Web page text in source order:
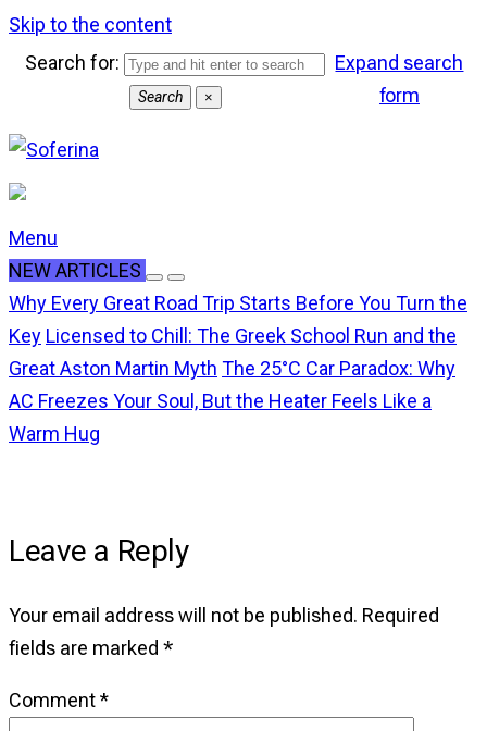
Skip to the content
Search for:
Search ×
Expand search
form
Menu
NEW ARTICLES
Why Every Great Road Trip Starts Before You Turn the
Key Licensed to Chill: The Greek School Run and the
Great Aston Martin Myth The 25°C Car Paradox: Why
AC Freezes Your Soul, But the Heater Feels Like a
Warm Hug
Leave a Reply
Your email address will not be published. Required
fields are marked *
Comment*